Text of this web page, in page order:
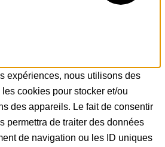
expériences, nous utilisons des
cookies pour stocker et/ou
des appareils. Le fait de consentir
permettra de traiter des données
de navigation ou les ID uniques